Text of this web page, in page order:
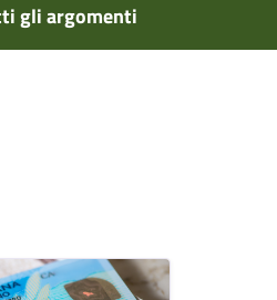
gli argomenti